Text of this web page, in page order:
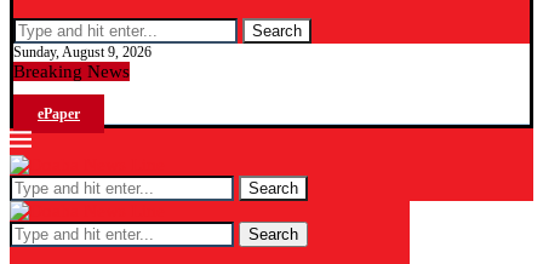
Search
Sunday, August 9, 2026
Breaking News
ePaper
Search
Search